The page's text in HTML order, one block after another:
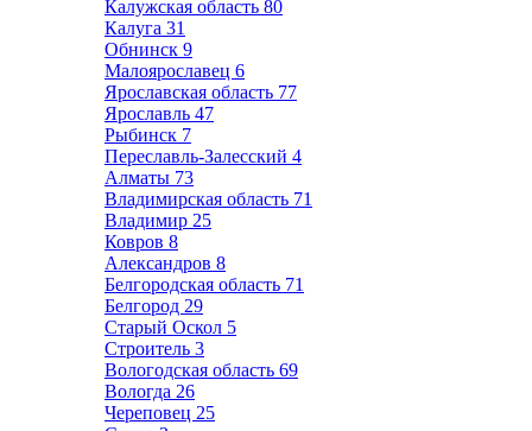
Калужская область 80
Калуга 31
Обнинск 9
Малоярославец 6
Ярославская область 77
Ярославль 47
Рыбинск 7
Переславль-Залесский 4
Алматы 73
Владимирская область 71
Владимир 25
Ковров 8
Александров 8
Белгородская область 71
Белгород 29
Старый Оскол 5
Строитель 3
Вологодская область 69
Вологда 26
Череповец 25